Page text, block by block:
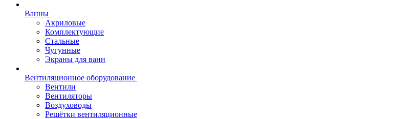
Ванны
Акриловые
Комплектующие
Стальные
Чугунные
Экраны для ванн
Вентиляционное оборудование
Вентили
Вентиляторы
Воздуховоды
Решётки вентиляционные